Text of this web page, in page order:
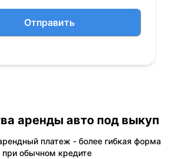
Отправить
аренды авто под выкуп
платеж - более гибкая форма
обычном кредите